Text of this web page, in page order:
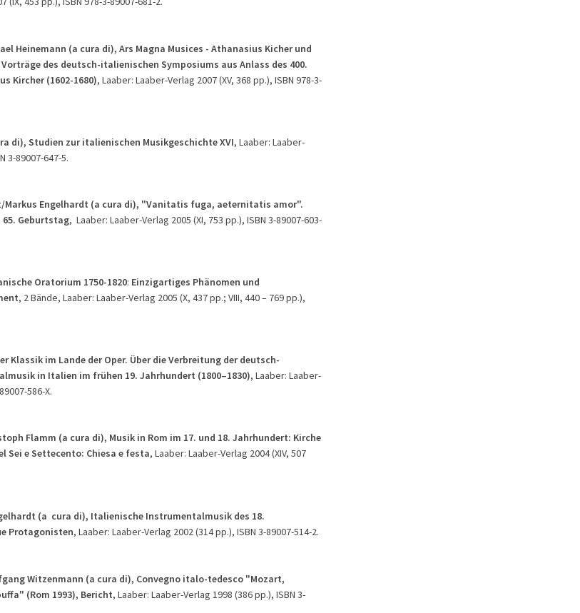
Heinemann (a cura di), Ars Magna Musices - Athanasius Kicher und
des deutsch-italienischen Symposiums aus Anlass des 400.
Kircher (1602-1680), Laaber: Laaber-Verlag 2007 (XV, 368 pp.), ISBN 978-3-
di), Studien zur italienischen Musikgeschichte XVI, Laaber: Laaber-
3-89007-647-5.
Markus Engelhardt (a cura di), "Vanitatis fuga, aeternitatis amor".
Geburtstag, Laaber: Laaber-Verlag 2005 (XI, 753 pp.), ISBN 3-89007-603-
Oratorium 1750-1820: Einzigartiges Phänomen und
t, 2 Bände, Laaber: Laaber-Verlag 2005 (X, 437 pp.; VIII, 440 – 769 pp.),
Klassik im Lande der Oper. Über die Verbreitung der deutsch-
in Italien im frühen 19. Jahrhundert (1800–1830), Laaber: Laaber-
586-X.
Flamm (a cura di), Musik in Rom im 17. und 18. Jahrhundert: Kirche
Sei e Settecento: Chiesa e festa, Laaber: Laaber-Verlag 2004 (XIV, 507
(a cura di), Italienische Instrumentalmusik des 18.
Protagonisten, Laaber: Laaber-Verlag 2002 (314 pp.), ISBN 3-89007-514-2.
Witzenmann (a cura di), Convegno italo-tedesco "Mozart,
(Rom 1993), Bericht, Laaber: Laaber-Verlag 1998 (386 pp.), ISBN 3-